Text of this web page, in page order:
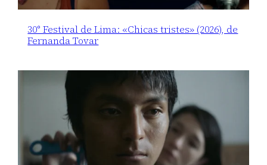
30° Festival de Lima: «Chicas tristes» (2026), de
Fernanda Tovar